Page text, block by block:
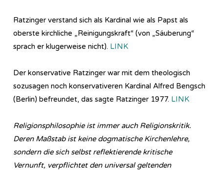
Ratzinger verstand sich als Kardinal wie als Papst als
oberste kirchliche „Reinigungskraft“ (von „Säuberung“
sprach er klugerweise nicht). LINK
Der konservative Ratzinger war mit dem theologisch
sozusagen noch konservativeren Kardinal Alfred Bengsch
(Berlin) befreundet, das sagte Ratzinger 1977. LINK
Re­li­gi­ons­phi­lo­so­phie ist immer auch Religionskritik.
Deren Maßstab ist keine dogmatische Kirchenlehre,
sondern die sich selbst reflektierende kritische
Vernunft, verpflichtet den universal geltenden